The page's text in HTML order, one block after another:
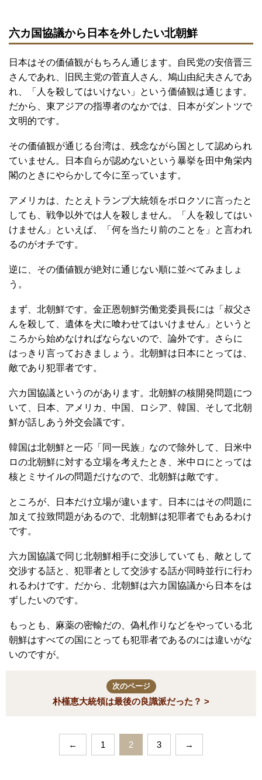
六カ国協議から日本を外したい北朝鮮
日本はその価値観がもちろん通じます。自民党の安倍晋三
さんであれ、旧民主党の菅直人さん、鳩山由紀夫さんであ
れ、「人を殺してはいけない」という価値観は通じます。
だから、東アジアの指導者のなかでは、日本がダントツで
文明的です。
その価値観が通じる台湾は、残念ながら国として認められ
ていません。日本自らが認めないという暴挙を田中角栄内
閣のときにやらかして今に至っています。
アメリカは、たとえトランプ大統領をボロクソに言ったと
しても、戦争以外では人を殺しません。「人を殺してはい
けません」といえば、「何を当たり前のことを」と言われ
るのがオチです。
逆に、その価値観が絶対に通じない順に並べてみましょ
う。
まず、北朝鮮です。金正恩朝鮮労働党委員長には「叔父さ
んを殺して、遺体を犬に喰わせてはいけません」というと
ころから始めなければならないので、論外です。さらに
はっきり言っておきましょう。北朝鮮は日本にとっては、
敵であり犯罪者です。
六カ国協議というのがあります。北朝鮮の核開発問題につ
いて、日本、アメリカ、中国、ロシア、韓国、そして北朝
鮮が話しあう外交会議です。
韓国は北朝鮮と一応「同一民族」なので除外して、日米中
ロの北朝鮮に対する立場を考えたとき、米中ロにとっては
核とミサイルの問題だけなので、北朝鮮は敵です。
ところが、日本だけ立場が違います。日本にはその問題に
加えて拉致問題があるので、北朝鮮は犯罪者でもあるわけ
です。
六カ国協議で同じ北朝鮮相手に交渉していても、敵として
交渉する話と、犯罪者として交渉する話が同時並行に行わ
れるわけです。だから、北朝鮮は六カ国協議から日本をは
ずしたいのです。
もっとも、麻薬の密輸だの、偽札作りなどをやっている北
朝鮮はすべての国にとっても犯罪者であるのには違いがな
いのですが。
次のページ
朴槿恵大統領は最後の良識派だった？ >
← 1 2 3 →